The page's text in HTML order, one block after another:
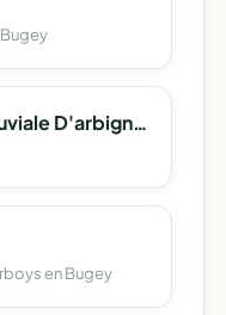
Association De Chasse Fluviale D'arbignieu
en Bugey